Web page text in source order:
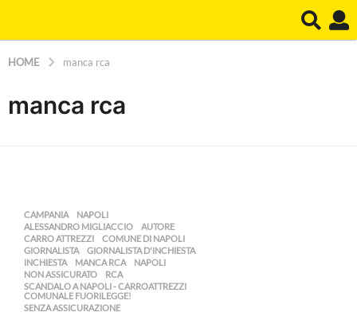
HOME manca rca
manca rca
CAMPANIA ,NAPOLI
ALESSANDRO MIGLIACCIO
,AUTORE
CARRO ATTREZZI
,COMUNE DI NAPOLI
GIORNALISTA
,GIORNALISTA D'INCHIESTA
INCHIESTA
,MANCA RCA ,NAPOLI
NON ASSICURATO
,RCA
SCANDALO A NAPOLI - CARROATTREZZI
COMUNALE FUORILEGGE!
SENZA ASSICURAZIONE